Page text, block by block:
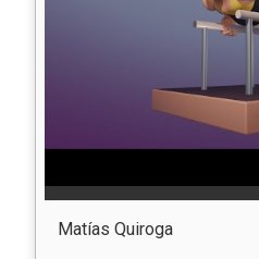
Matías Quiroga